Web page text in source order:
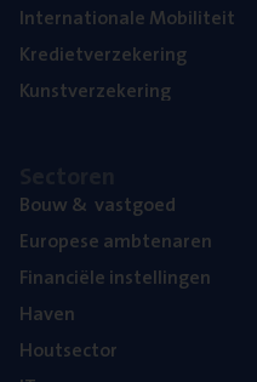
Inter­na­ti­o­na­le Mobiliteit
Kre­diet­ver­ze­ke­ring
Kunst­ver­ze­ke­ring
Bouw& vastgoed
Euro­pe­se ambtenaren
Finan­ci­ë­le instellingen
Haven
Hout­sec­tor